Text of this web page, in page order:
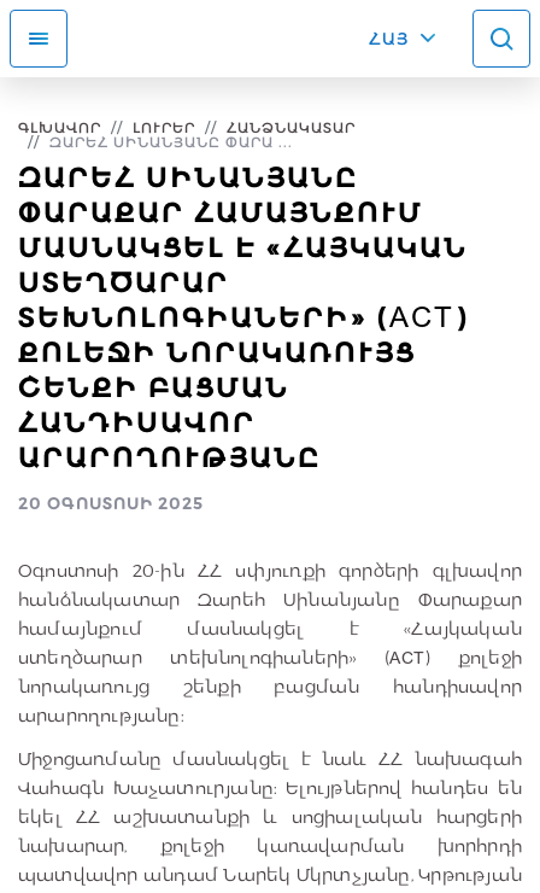
ՀԱՅ
ԳԼԽԱՎՈՐ ԼՈՒՐԵՐ
ՀԱՆՁՆԱԿԱՏԱՐ
ԶԱՐԵՀ ՍԻՆԱՆՅԱՆԸ ՓԱՐԱ ...
ԶԱՐԵՀ ՍԻՆԱՆՅԱՆԸ
ՓԱՐԱՔԱՐ ՀԱՄԱՅՆՔՈՒՄ
ՄԱՍՆԱԿՑԵԼ Է «ՀԱՅԿԱԿԱՆ
ՍՏԵՂԾԱՐԱՐ
ՏԵԽՆՈԼՈԳԻԱՆԵՐԻ» (ACT)
ՔՈԼԵՋԻ ՆՈՐԱԿԱՌՈՒՅՑ
ՇԵՆՔԻ ԲԱՑՄԱՆ
ՀԱՆԴԻՍԱՎՈՐ
ԱՐԱՐՈՂՈՒԹՅԱՆԸ
20 ՕԳՈՍՏՈՍԻ 2025
Օգոստոսի 20-ին ՀՀ սփյուռքի գործերի գլխավոր
հանձնակատար Զարեհ Սինանյանը Փարաքար
համայնքում մասնակցել է «Հայկական
ստեղծարար տեխնոլոգիաների» (ACT) քոլեջի
նորակառույց շենքի բացման հանդիսավոր
արարողությանը:
Միջոցառմանը մասնակցել է նաև ՀՀ նախագահ
Վահագն Խաչատուրյանը: Ելույթներով հանդես են
եկել ՀՀ աշխատանքի և սոցիալական հարցերի
նախարար, քոլեջի կառավարման խորհրդի
պատվավոր անդամ Նարեկ Մկրտչյանը, Կրթության